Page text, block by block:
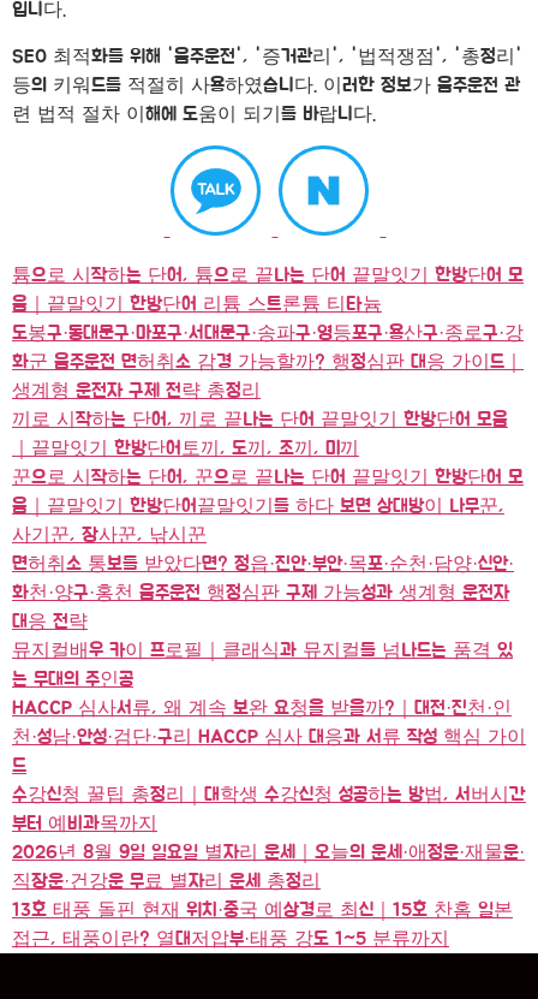
입니다.
SEO 최적화를 위해 '음주운전', '증거관리', '법적쟁점', '총정리'
등의 키워드를 적절히 사용하였습니다. 이러한 정보가 음주운전 관
련 법적 절차 이해에 도움이 되기를 바랍니다.
튬으로 시작하는 단어, 튬으로 끝나는 단어 끝말잇기 한방단어 모
음｜끝말잇기 한방단어 리튬 스트론튬 티타늄
도봉구·동대문구·마포구·서대문구·송파구·영등포구·용산구·종로구·강
화군 음주운전 면허취소 감경 가능할까? 행정심판 대응 가이드｜
생계형 운전자 구제 전략 총정리
끼로 시작하는 단어, 끼로 끝나는 단어 끝말잇기 한방단어 모음
｜끝말잇기 한방단어토끼, 도끼, 조끼, 미끼
꾼으로 시작하는 단어, 꾼으로 끝나는 단어 끝말잇기 한방단어 모
음｜끝말잇기 한방단어끝말잇기를 하다 보면 상대방이 나무꾼,
사기꾼, 장사꾼, 낚시꾼
면허취소 통보를 받았다면? 정읍·진안·부안·목포·순천·담양·신안·
화천·양구·홍천 음주운전 행정심판 구제 가능성과 생계형 운전자
대응 전략
뮤지컬배우 카이 프로필｜클래식과 뮤지컬를 넘나드는 품격 있
는 무대의 주인공
HACCP 심사서류, 왜 계속 보완 요청을 받을까?｜대전·진천·인
천·성남·안성·검단·구리 HACCP 심사 대응과 서류 작성 핵심 가이
드
수강신청 꿀팁 총정리｜대학생 수강신청 성공하는 방법, 서버시간
부터 예비과목까지
2026년 8월 9일 일요일 별자리 운세｜오늘의 운세·애정운·재물운·
직장운·건강운 무료 별자리 운세 총정리
13호 태풍 돌핀 현재 위치·중국 예상경로 최신｜15호 찬홈 일본
접근, 태풍이란? 열대저압부·태풍 강도 1~5 분류까지